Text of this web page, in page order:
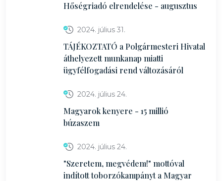
Hőségriadó elrendelése - augusztus
2024. július 31.
TÁJÉKOZTATÓ a Polgármesteri Hivatal
áthelyezett munkanap miatti
ügyfélfogadási rend változásáról
2024. július 24.
Magyarok kenyere - 15 millió
búzaszem
2024. július 24.
"Szeretem, megvédem!" mottóval
indított toborzókampányt a Magyar